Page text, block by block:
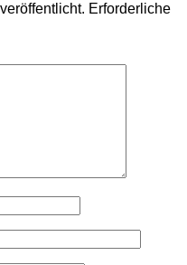
Erforderliche